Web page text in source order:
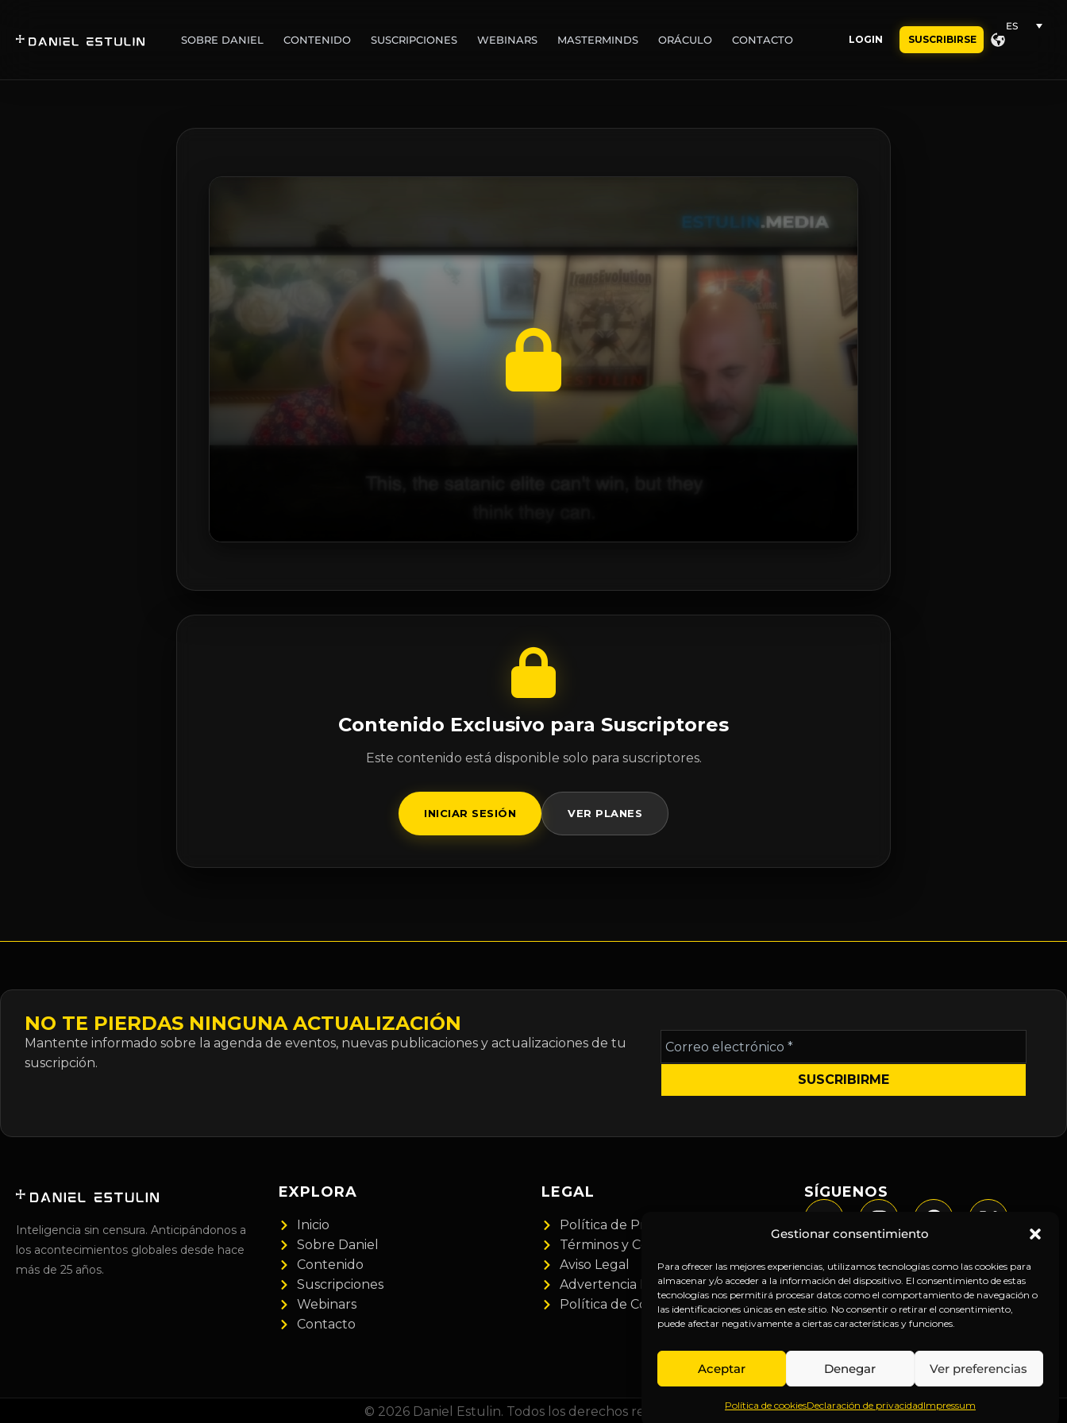
Gestionar consentimiento
Para ofrecer las mejores experiencias, utilizamos tecnologías como las cookies para
almacenar y/o acceder a la información del dispositivo. El consentimiento de estas
tecnologías nos permitirá procesar datos como el comportamiento de navegación o
las identificaciones únicas en este sitio. No consentir o retirar el consentimiento,
puede afectar negativamente a ciertas características y funciones.
Aceptar Denegar Ver preferencias
Política de cookiesDeclaración de privacidadImpressum
SOBRE DANIEL CONTENIDO SUSCRIPCIONES WEBINARS MASTERMINDS ORÁCULO CONTACTO LOGIN SUSCRIBIRSE
ES
Contenido Exclusivo para Suscriptores
Este contenido está disponible solo para suscriptores.
INICIAR SESIÓN VER PLANES
NO TE PIERDAS NINGUNA ACTUALIZACIÓN
Mantente informado sobre la agenda de eventos, nuevas publicaciones y actualizaciones de tu
suscripción.
Correo
electrónico
*
Inteligencia sin censura. Anticipándonos a
los acontecimientos globales desde hace
más de 25 años.
EXPLORA
Inicio
Sobre Daniel
Contenido
Suscripciones
Webinars
Contacto
LEGAL
Política de Privacidad
Términos y Condiciones
Aviso Legal
Advertencia Financiera
Política de Cookies
SÍGUENOS
© 2026 Daniel Estulin. Todos los derechos reservados.